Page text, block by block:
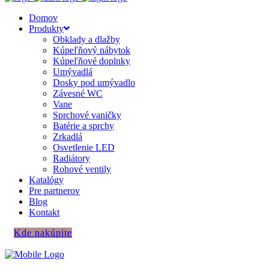
Domov
Produkty
Obklady a dlažby
Kúpeľňový nábytok
Kúpeľňové doplnky
Umývadlá
Dosky pod umývadlo
Závesné WC
Vane
Sprchové vaničky
Batérie a sprchy
Zrkadlá
Osvetlenie LED
Radiátory
Rohové ventily
Katalógy
Pre partnerov
Blog
Kontakt
Kde nakúpite